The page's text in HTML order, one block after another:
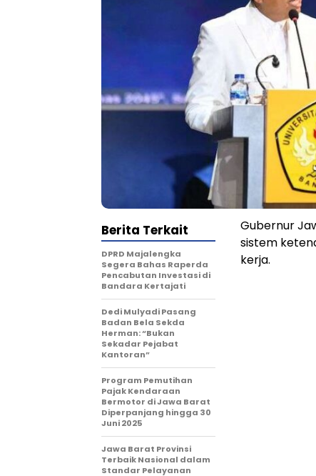
Gubernur
sistem
kerja.
Berita Terkait
DPRD Majalengka
Segera Bahas Raperda
Pencabutan Investasi di
Bandara Kertajati
Dedi Mulyadi Pasang
Badan Bela Sekda
Herman: “Bukan
Sekadar Pejabat
Kantoran”
Program Pemutihan
Pajak Kendaraan
Bermotor di Jawa Barat
Diperpanjang hingga 30
Juni 2025
Jawa Barat Provinsi
Terbaik Nasional dalam
Standar Pelayanan